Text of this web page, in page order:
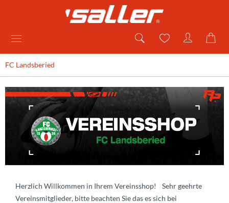
FC Landsberied
Herzlich Willkommen in Ihrem Vereinsshop! Sehr geehrte
Vereinsmitglieder, bitte beachten Sie das es sich bei